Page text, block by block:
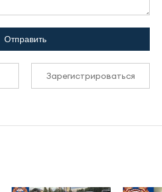
Отправить
Зарегистрироваться